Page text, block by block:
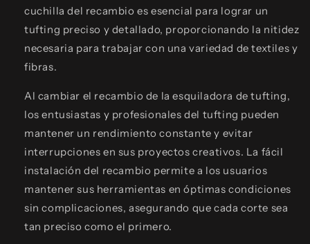
cuchilla del recambio es esencial para lograr un
tufting preciso y detallado, proporcionando la nitidez
necesaria para trabajar con una variedad de textiles y
fibras.
Al cambiar el recambio de la esquiladora de tufting,
los entusiastas y profesionales del tufting pueden
mantener un rendimiento constante y evitar
interrupciones en sus proyectos creativos. La fácil
instalación del recambio permite a los usuarios
mantener sus herramientas en óptimas condiciones
sin complicaciones, asegurando que cada corte sea
tan preciso como el primero.